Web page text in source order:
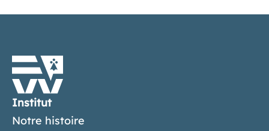
Institut
Notre histoire